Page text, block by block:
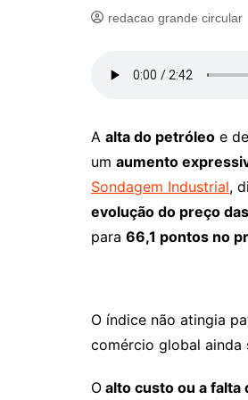
redacao grande circular
A alta do petróleo e
um aumento
Sondagem Industrial,
evolução do preço
para 66,1 pontos no
O índice não atingia
comércio global ainda
O alto custo ou a